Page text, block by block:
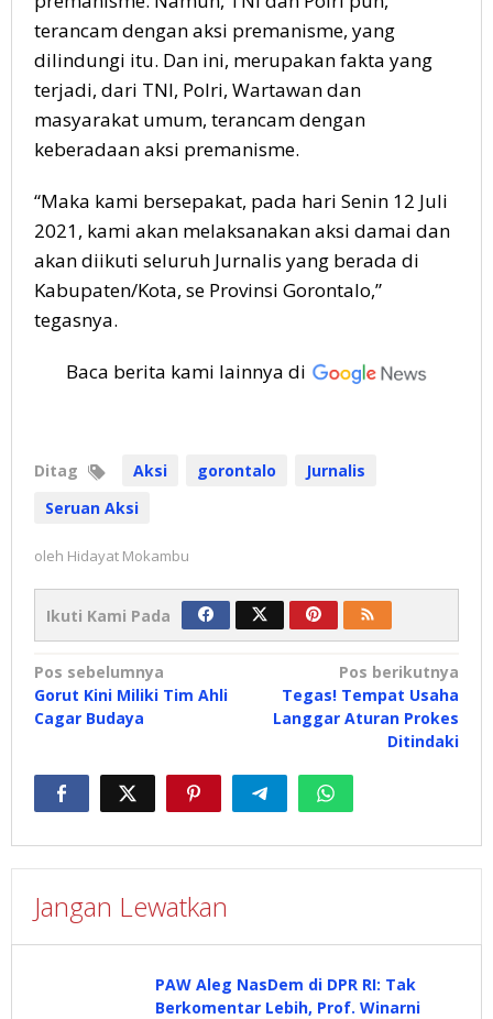
terancam dengan aksi premanisme, yang
dilindungi itu. Dan ini, merupakan fakta yang
terjadi, dari TNI, Polri, Wartawan dan
masyarakat umum, terancam dengan
keberadaan aksi premanisme.
“Maka kami bersepakat, pada hari Senin 12 Juli
2021, kami akan melaksanakan aksi damai dan
akan diikuti seluruh Jurnalis yang berada di
Kabupaten/Kota, se Provinsi Gorontalo,”
tegasnya.
Baca berita kami lainnya di
Ditag Aksi gorontalo
Jurnalis
Seruan Aksi
oleh Hidayat Mokambu
Ikuti Kami Pada
Navigasi
pos
Pos sebelumnya
Gorut Kini Miliki Tim Ahli
Cagar Budaya
Pos berikutnya
Tegas! Tempat Usaha
Langgar Aturan Prokes
Ditindaki
Jangan Lewatkan
PAW Aleg NasDem di DPR RI: Tak
Berkomentar Lebih, Prof. Winarni